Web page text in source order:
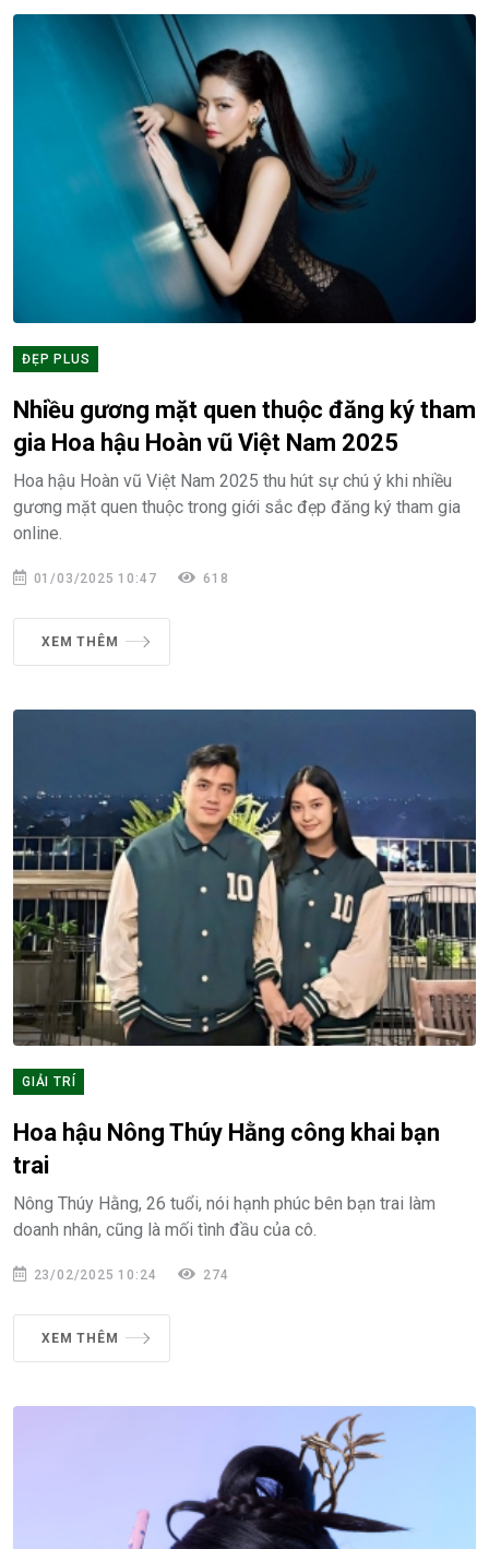
ĐẸP PLUS
Nhiều gương mặt quen thuộc đăng ký tham
gia Hoa hậu Hoàn vũ Việt Nam 2025
Hoa hậu Hoàn vũ Việt Nam 2025 thu hút sự chú ý khi nhiều
gương mặt quen thuộc trong giới sắc đẹp đăng ký tham gia
online.
01/03/2025 10:47 618
XEM THÊM
GIẢI TRÍ
Hoa hậu Nông Thúy Hằng công khai bạn
trai
Nông Thúy Hằng, 26 tuổi, nói hạnh phúc bên bạn trai làm
doanh nhân, cũng là mối tình đầu của cô.
23/02/2025 10:24 274
XEM THÊM